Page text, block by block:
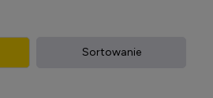
Sortowanie